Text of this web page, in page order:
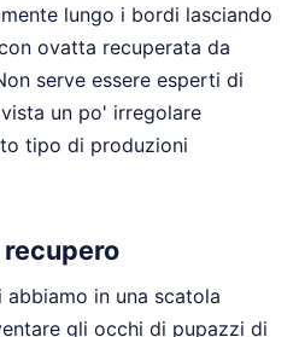
lungo i bordi lasciando
ovatta recuperata da
serve essere esperti di
un po' irregolare
tipo di produzioni
in una scatola
gli occhi di pupazzi di